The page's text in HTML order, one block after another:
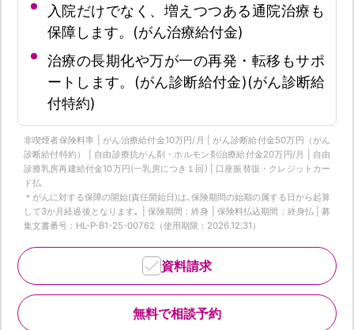
入院だけでなく、増えつつある通院治療も
保障します。(がん治療給付金)
治療の長期化や万が一の再発・転移もサポ
ートします。(がん診断給付金)(がん診断給
付特約)
非喫煙者保険料率 | がん治療給付金10万円/月 | がん診断給付金50万円（がん
診断給付特約） | 自由診療抗がん剤・ホルモン剤治療給付金20万円/月 | 自由
診療乳房再建給付金10万円(一乳房につき１回) | 口座振替扱・クレジットカー
ド払
＊がんに対する保障の開始(責任開始日)は､保険期間の始期の属する日から起算
して3か月経過後となります｡ | 保険期間：終身 | 保険料払込期間：終身払 | 募
集文書番号：HL-P-B1-25-00762（使用期限：2026.12.31）
無料で相談予約
資料請求